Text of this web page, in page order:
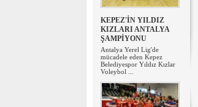
KEPEZ'İN YILDIZ
KIZLARI ANTALYA
ŞAMPİYONU
Antalya Yerel Lig'de
mücadele eden Kepez
Belediyespor Yıldız Kızlar
Voleybol ...